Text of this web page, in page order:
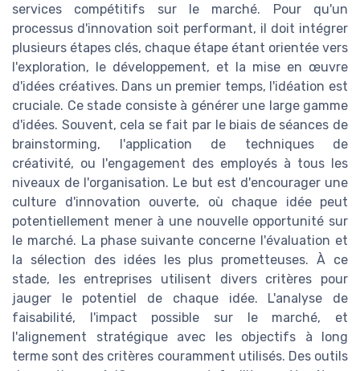
services compétitifs sur le marché. Pour qu'un
processus d'innovation soit performant, il doit intégrer
plusieurs étapes clés, chaque étape étant orientée vers
l'exploration, le développement, et la mise en œuvre
d'idées créatives. Dans un premier temps, l'idéation est
cruciale. Ce stade consiste à générer une large gamme
d'idées. Souvent, cela se fait par le biais de séances de
brainstorming, l'application de techniques de
créativité, ou l'engagement des employés à tous les
niveaux de l'organisation. Le but est d'encourager une
culture d'innovation ouverte, où chaque idée peut
potentiellement mener à une nouvelle opportunité sur
le marché. La phase suivante concerne l'évaluation et
la sélection des idées les plus prometteuses. À ce
stade, les entreprises utilisent divers critères pour
jauger le potentiel de chaque idée. L'analyse de
faisabilité, l'impact possible sur le marché, et
l'alignement stratégique avec les objectifs à long
terme sont des critères couramment utilisés. Des outils